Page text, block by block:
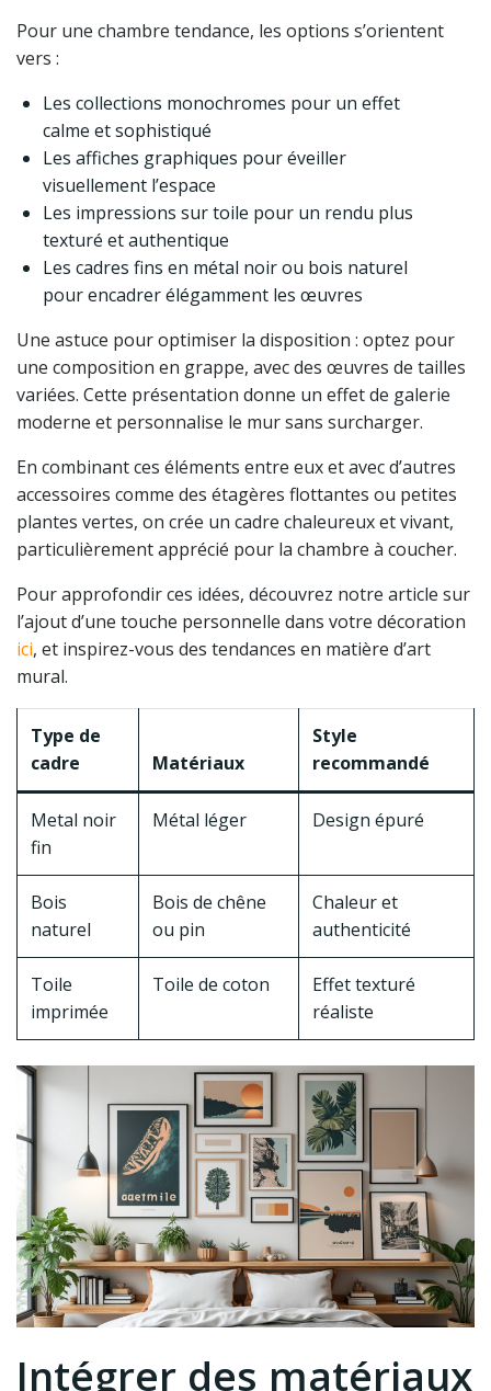
Pour une chambre tendance, les options s’orientent
vers :
Les collections monochromes pour un effet
calme et sophistiqué
Les affiches graphiques pour éveiller
visuellement l’espace
Les impressions sur toile pour un rendu plus
texturé et authentique
Les cadres fins en métal noir ou bois naturel
pour encadrer élégamment les œuvres
Une astuce pour optimiser la disposition : optez pour
une composition en grappe, avec des œuvres de tailles
variées. Cette présentation donne un effet de galerie
moderne et personnalise le mur sans surcharger.
En combinant ces éléments entre eux et avec d’autres
accessoires comme des étagères flottantes ou petites
plantes vertes, on crée un cadre chaleureux et vivant,
particulièrement apprécié pour la chambre à coucher.
Pour approfondir ces idées, découvrez notre article sur
l’ajout d’une touche personnelle dans votre décoration
ici, et inspirez-vous des tendances en matière d’art
mural.
Type de
cadre
Matériaux
Style
recommandé
Metal noir
fin
Métal léger Design épuré
Bois
naturel
Bois de chêne
ou pin
Chaleur et
authenticité
Toile
imprimée
Toile de coton
Effet texturé
réaliste
Intégrer des matériaux